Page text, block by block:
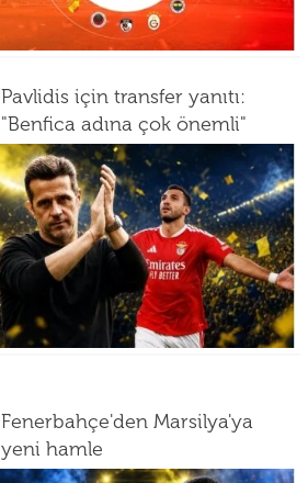
Pavlidis için transfer yanıtı:
"Benfica adına çok önemli"
Fenerbahçe'den Marsilya'ya
yeni hamle